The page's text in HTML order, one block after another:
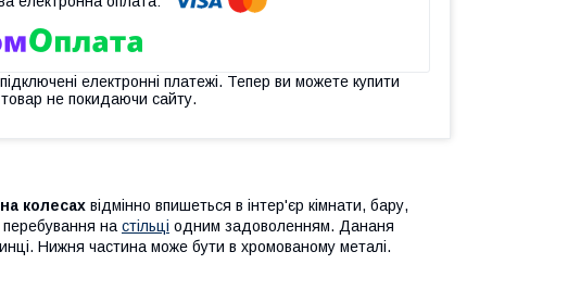
електронні платежі. Тепер ви можете купити
не покидаючи сайту.
колесах відмінно впишеться в інтер'єр кімнати, бару,
перебування на стільці одним задоволенням. Дананя
Нижня частина може бути в хромованому металі.